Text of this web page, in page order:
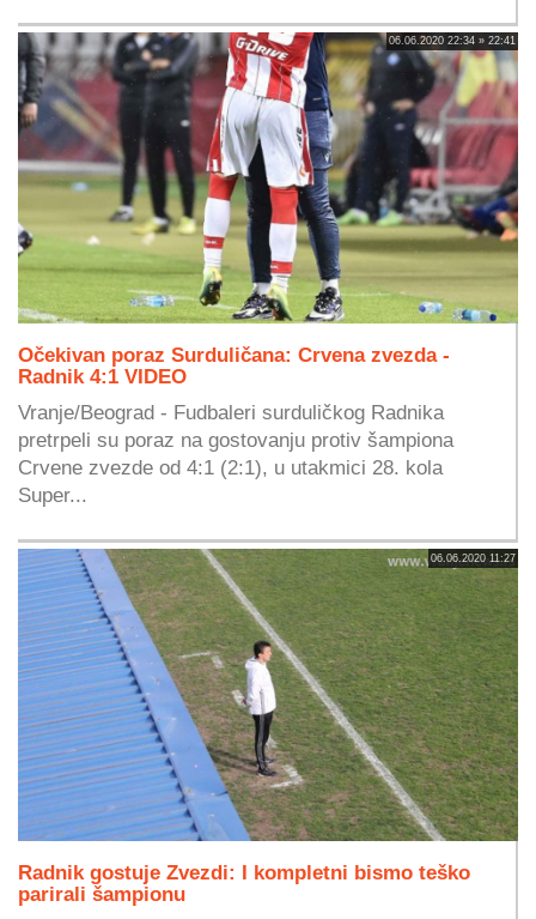
06.06.2020 22:34 » 22:41
Očekivan poraz Surduličana: Crvena zvezda -
Radnik 4:1 VIDEO
Vranje/Beograd - Fudbaleri surduličkog Radnika
pretrpeli su poraz na gostovanju protiv šampiona
Crvene zvezde od 4:1 (2:1), u utakmici 28. kola
Super...
06.06.2020 11:27
Radnik gostuje Zvezdi: I kompletni bismo teško
parirali šampionu